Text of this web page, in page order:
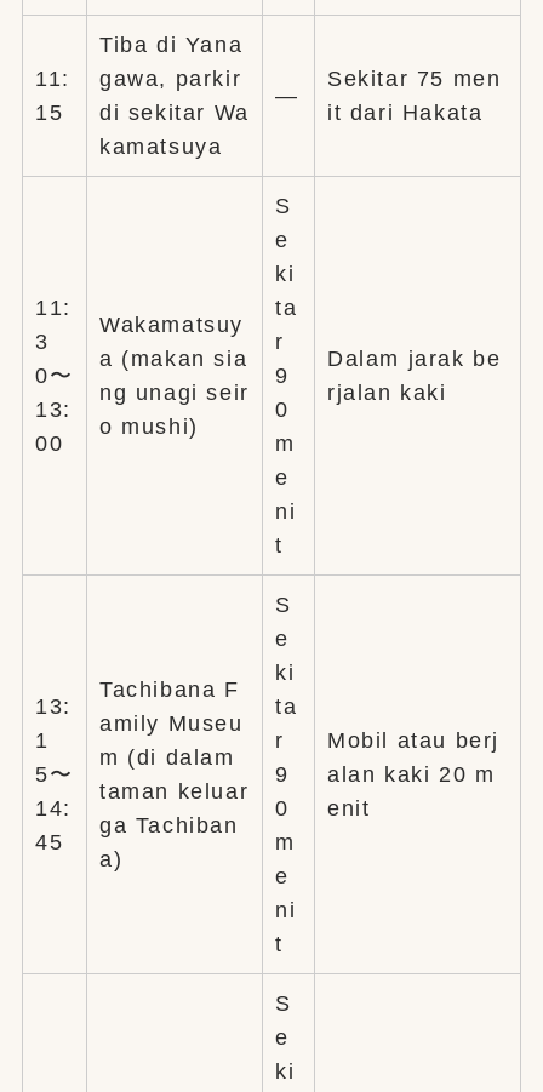
11:
15
Tiba di Yana
gawa, parkir
di sekitar Wa
kamatsuya
—
Sekitar 75 men
it dari Hakata
11:
3
0〜
13:
00
Wakamatsuy
a (makan sia
ng unagi seir
o mushi)
S
e
ki
ta
r
9
0
m
e
ni
t
Dalam jarak be
rjalan kaki
13:
1
5〜
14:
45
Tachibana F
amily Museu
m (di dalam
taman keluar
ga Tachiban
a)
S
e
ki
ta
r
9
0
m
e
ni
t
Mobil atau berj
alan kaki 20 m
enit
S
e
ki